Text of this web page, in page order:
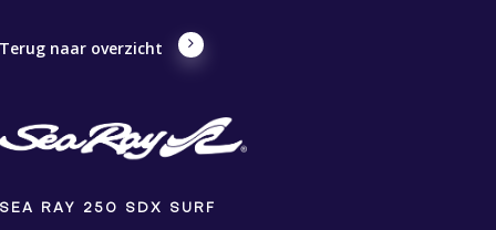
naar overzicht
RAY 250 SDX SURF